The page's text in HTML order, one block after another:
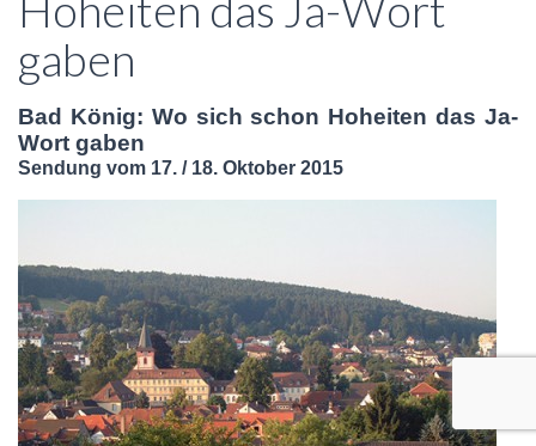
gaben
Bad König: Wo sich schon Hoheiten das Ja-
Wort gaben
Sendung vom 17. / 18. Oktober 2015